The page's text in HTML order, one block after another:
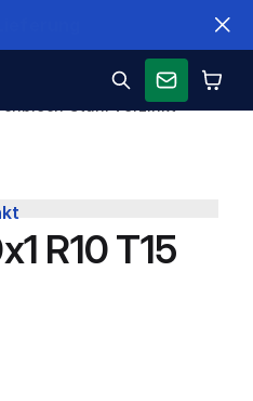
Stahl verzinkt
R10 T15